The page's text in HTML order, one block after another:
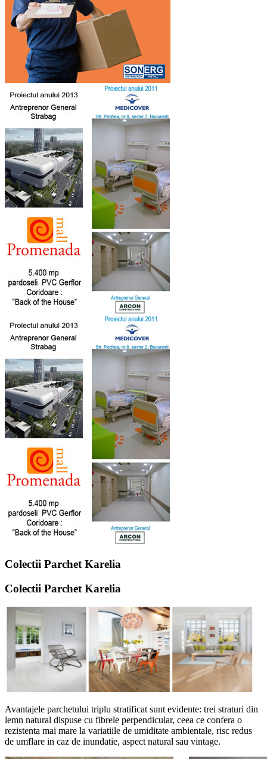
Colectii Parchet Karelia
Colectii Parchet Karelia
Avantajele parchetului triplu stratificat sunt evidente: trei straturi din
lemn natural dispuse cu fibrele perpendicular, ceea ce confera o
rezistenta mai mare la variatiile de umiditate ambientale, risc redus
de umflare in caz de inundatie, aspect natural sau vintage.